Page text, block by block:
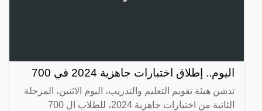
اليوم.. إطلاق اختبارات جاهزية 2024 في 700
تدشن هيئة تقويم التعليم والتدريب، اليوم الاثنين، المرحلة
الثانية من اختبارات جاهزية 2024، للطلاب ال 700